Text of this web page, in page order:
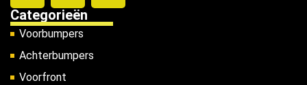
Categorieën
Voorbumpers
Achterbumpers
Voorfront